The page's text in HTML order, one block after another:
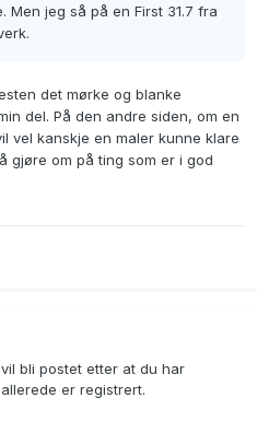
Men jeg så på en First 31.7 fra
det mørke og blanke
del. På den andre siden, om en
vel kanskje en maler kunne klare
gjøre om på ting som er i god
bli postet etter at du har
er registrert.